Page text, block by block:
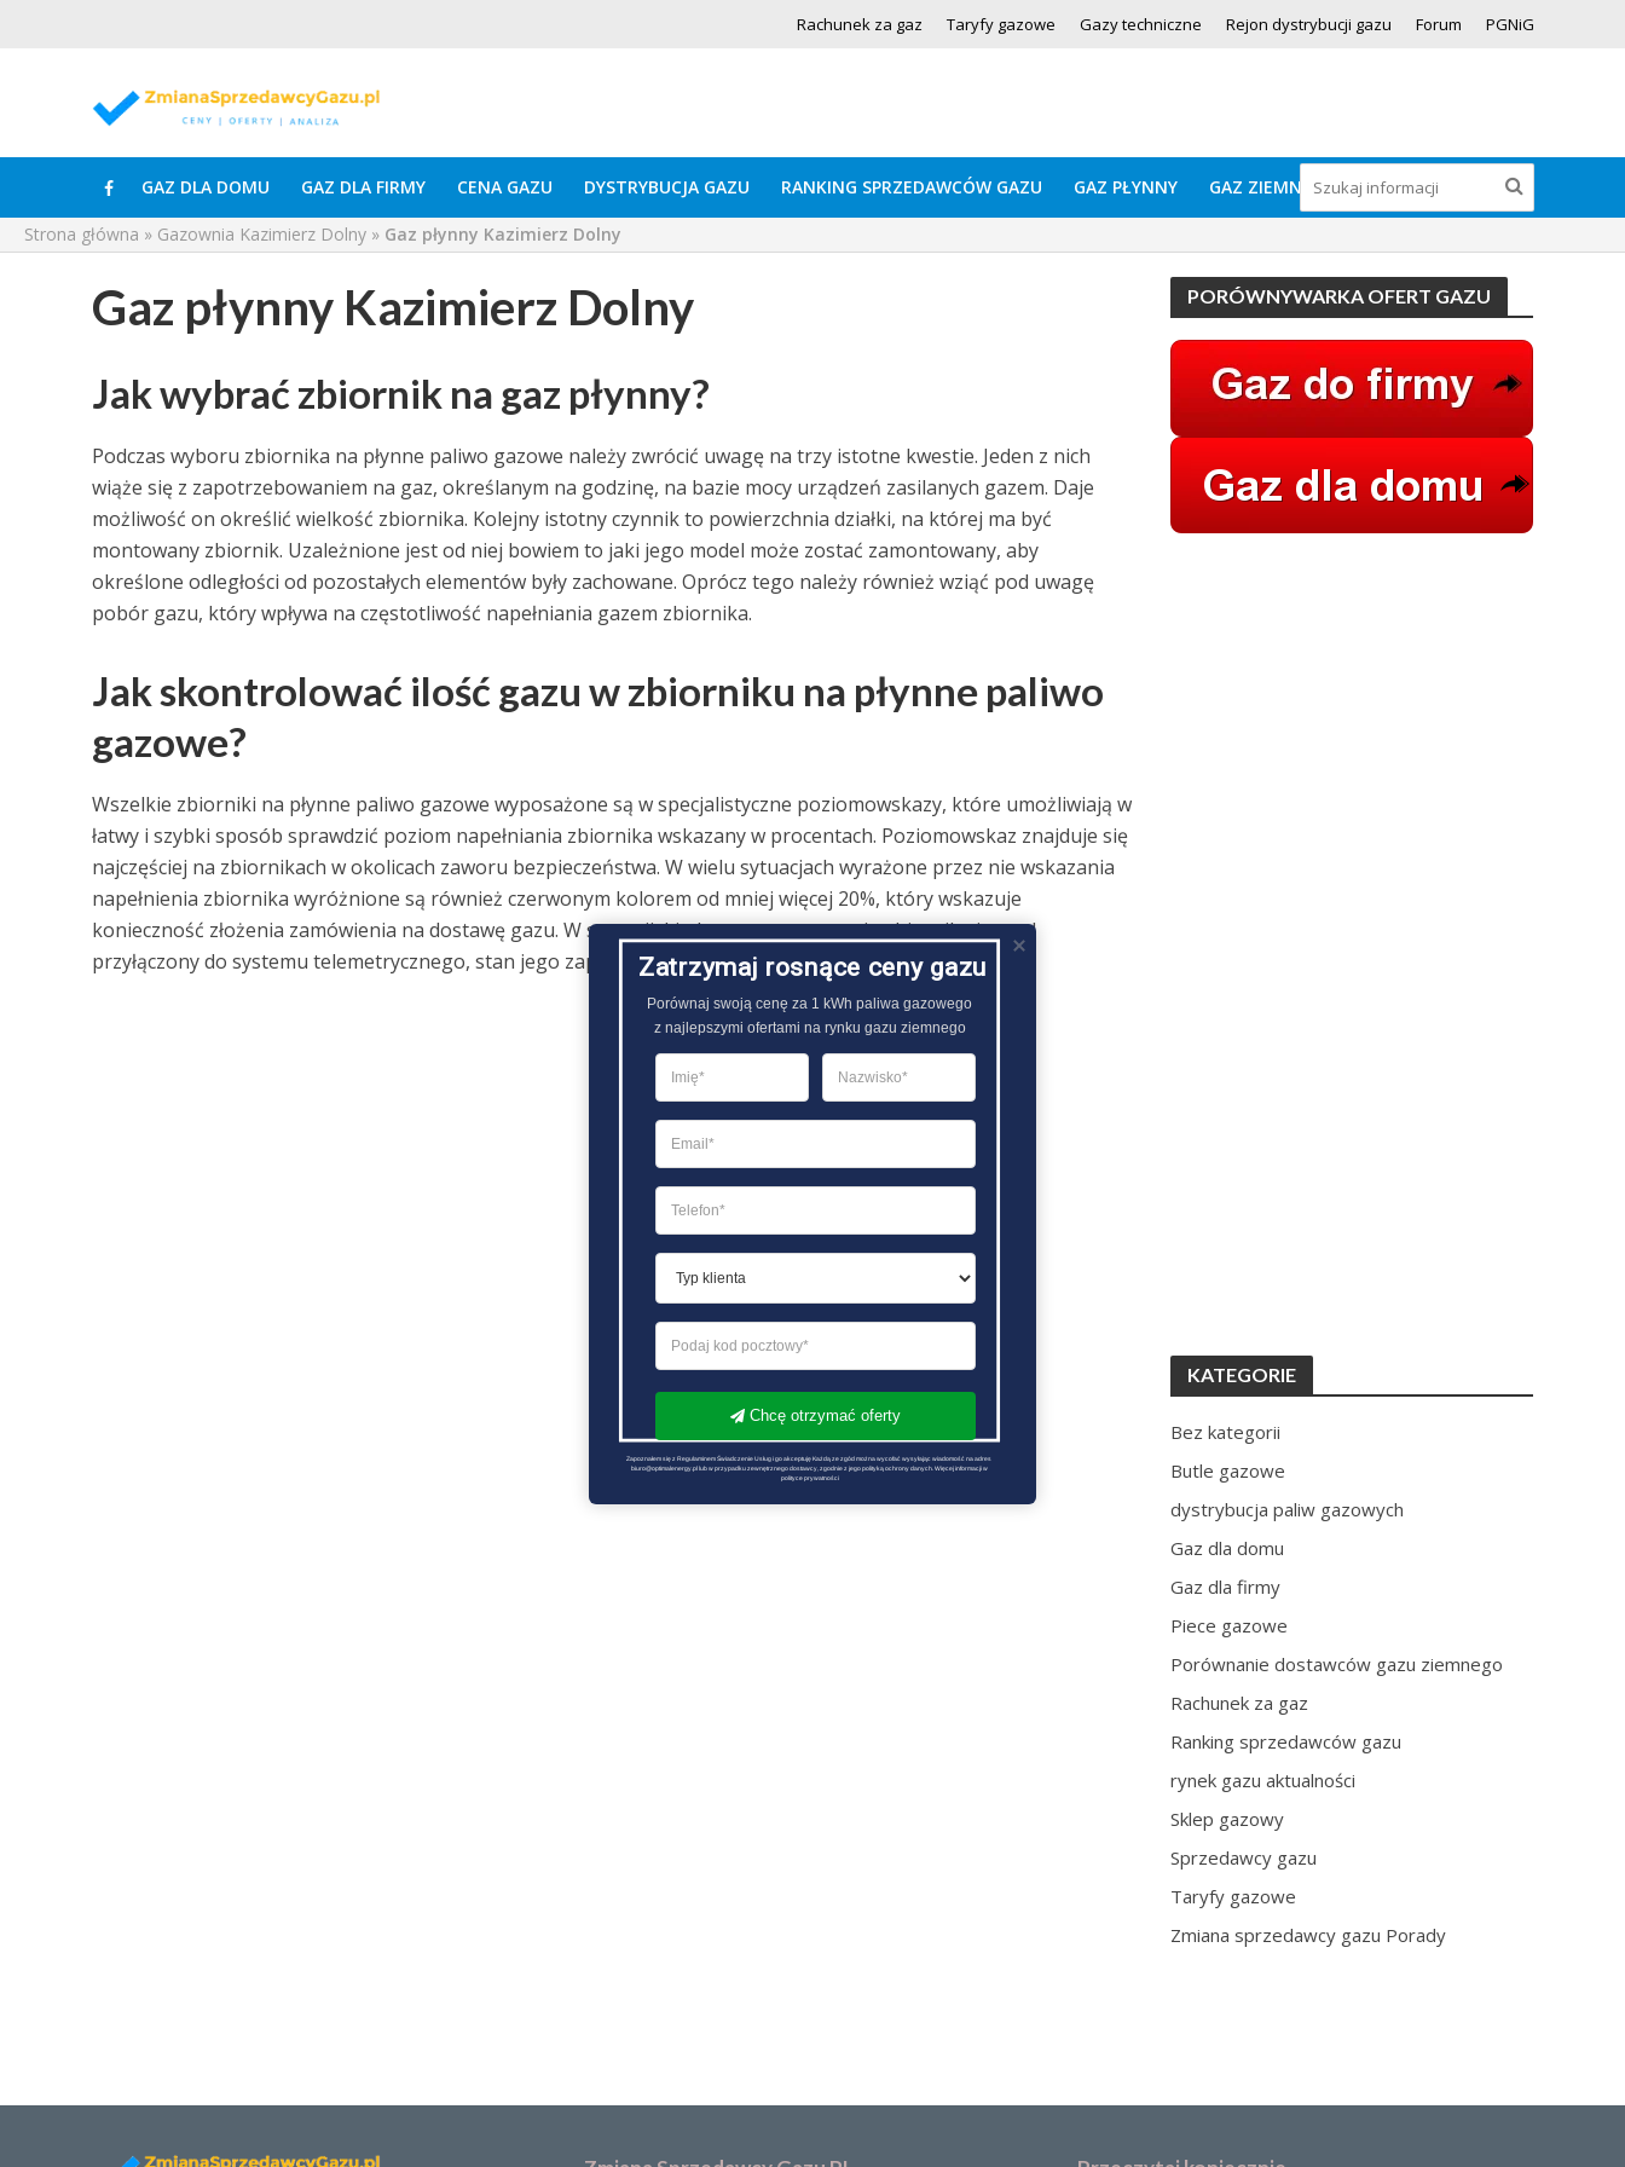
Rachunek za gaz Taryfy gazowe Gazy techniczne Rejon dystrybucji gazu Forum PGNiG
GAZ DLA DOMU GAZ DLA FIRMY CENA GAZU DYSTRYBUCJA GAZU RANKING SPRZEDAWCÓW GAZU GAZ PŁYNNY GAZ ZIEMNY
Strona główna » Gazownia Kazimierz Dolny » Gaz płynny Kazimierz Dolny
Gaz płynny Kazimierz Dolny
Jak wybrać zbiornik na gaz płynny?
Podczas wyboru zbiornika na płynne paliwo gazowe należy zwrócić uwagę na trzy istotne kwestie. Jeden z nich
wiąże się z zapotrzebowaniem na gaz, określanym na godzinę, na bazie mocy urządzeń zasilanych gazem. Daje
możliwość on określić wielkość zbiornika. Kolejny istotny czynnik to powierzchnia działki, na której ma być
montowany zbiornik. Uzależnione jest od niej bowiem to jaki jego model może zostać zamontowany, aby
określone odległości od pozostałych elementów były zachowane. Oprócz tego należy również wziąć pod uwagę
pobór gazu, który wpływa na częstotliwość napełniania gazem zbiornika.
Jak skontrolować ilość gazu w zbiorniku na płynne paliwo
gazowe?
Wszelkie zbiorniki na płynne paliwo gazowe wyposażone są w specjalistyczne poziomowskazy, które umożliwiają w
łatwy i szybki sposób sprawdzić poziom napełniania zbiornika wskazany w procentach. Poziomowskaz znajduje się
najczęściej na zbiornikach w okolicach zaworu bezpieczeństwa. W wielu sytuacjach wyrażone przez nie wskazania
napełnienia zbiornika wyróżnione są również czerwonym kolorem od mniej więcej 20%, który wskazuje
konieczność złożenia zamówienia na dostawę gazu. W sytuacji, kiedy po zamontowaniu zbiornika jest od
przyłączony do systemu telemetrycznego, stan jego zapełnienia można z kolei skontrolować zdalnie..
PORÓWNYWARKA OFERT GAZU
KATEGORIE
Bez kategorii
Butle gazowe
dystrybucja paliw gazowych
Gaz dla domu
Gaz dla firmy
Piece gazowe
Porównanie dostawców gazu ziemnego
Rachunek za gaz
Ranking sprzedawców gazu
rynek gazu aktualności
Sklep gazowy
Sprzedawcy gazu
Taryfy gazowe
Zmiana sprzedawcy gazu Porady
Zatrzymaj rosnące ceny gazu
Porównaj swoją cenę za 1 kWh paliwa gazowego
z najlepszymi ofertami na rynku gazu ziemnego
Chcę otrzymać oferty
Zapoznałem się z Regulaminem Świadczenie Usług i go akceptuję Każdą ze zgód można wycofać wysyłając wiadomość na adres
biuro@optimalenergy.pl lub w przypadku zewnętrznego dostawcy, zgodnie z jego polityką ochrony danych. Więcej informacji w
polityce prywatności